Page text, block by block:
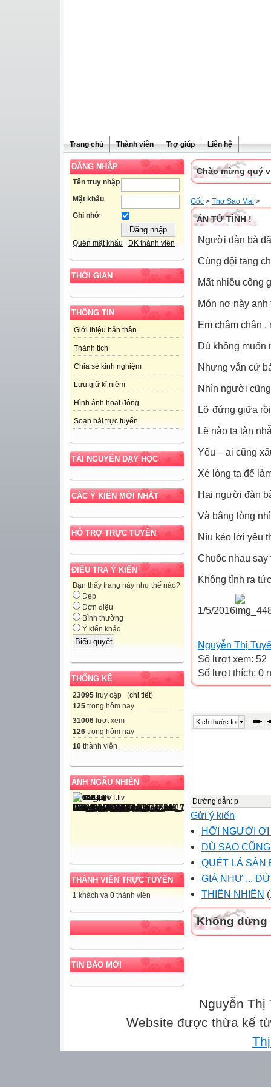
Trang chủ Thành viên Trợ giúp Liên hệ
ĐĂNG NHẬP
Tên truy nhập
Mật khẩu
Ghi nhớ
Quên mật khẩu ĐK thành viên
THỜI GIAN
THÔNG TIN
Giới thiệu bản thân
Thành tích
Chia sẻ kinh nghiệm
Lưu giữ kỉ niệm
Hình ảnh hoạt động
Soạn bài trực tuyến
TÀI NGUYÊN DẠY HỌC
CÁC Ý KIẾN MỚI NHẤT
HỖ TRỢ TRỰC TUYẾN
ĐIỀU TRA Ý KIẾN
Bạn thấy trang này như thế nào?
Đẹp
Đơn điệu
Bình thường
Ý kiến khác
THỐNG KÊ
23095 truy cập (chi tiết)
125 trong hôm nay
31006 lượt xem
126 trong hôm nay
10 thành viên
ẢNH NGẪU NHIÊN
THÀNH VIÊN TRỰC TUYẾN
1 khách và 0 thành viên
TIN BÁO MỚI
Chào mừng quý
Gốc > Thơ Sao Mai >
ÁN TỬ TÌNH !
Người đàn bà
Cùng đội tang
Mất nhiều công
Món nợ này anh
Em chậm chân ,
Dù không muốn
Nhưng vẫn cứ
Nhìn người
Lỡ đứng giữa
Lẽ nào ta tàn
Yêu – ai cũng
Xé lòng ta để
Hai người đàn
Và bằng lòng
Níu kéo lời yêu
Chuốc nhau say
Không tỉnh ra
1/5/2016
Nguyễn Thị
Số lượt xem: 52
Số lượt thích: 0
Kích thước font
Đường dẫn: p
Gửi ý kiến
HỠI NGƯỜI ƠI
DÙ SAO
QUÉT LÁ SÂN
GIÁ NHƯ ...
THIÊN NHIÊN
Không dừng
Nguyễn Thị
Website được thừa kế